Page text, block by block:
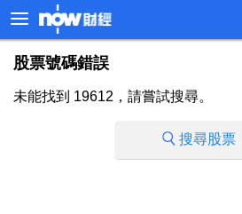
股票號碼錯誤
未能找到 19612，請嘗試搜尋。
搜尋股票